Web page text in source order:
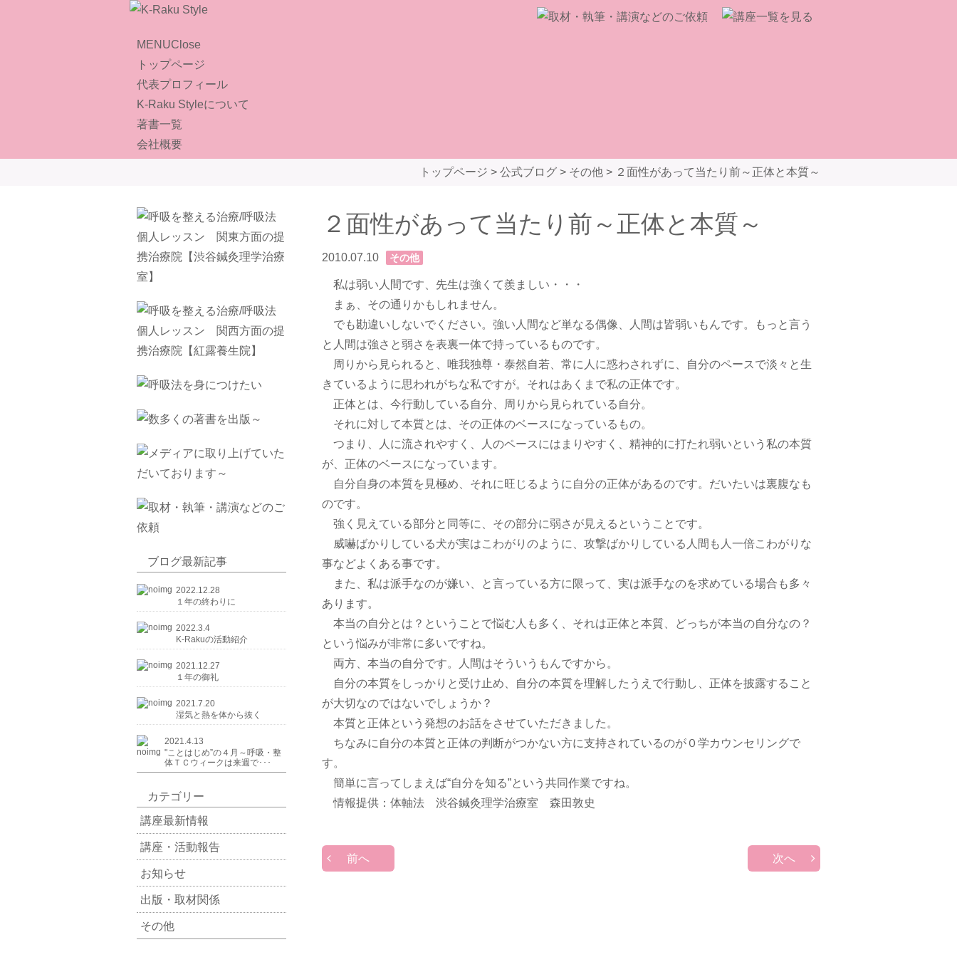
MENUClose
トップページ
代表プロフィール
K-Raku Styleについて
著書一覧
会社概要
トップページ > 公式ブログ > その他 > ２面性があって当たり前～正体と本質～
２面性があって当たり前～正体と本質～
2010.07.10 その他
私は弱い人間です、先生は強くて羨ましい・・・
まぁ、その通りかもしれません。
でも勘違いしないでください。強い人間など単なる偶像、人間は皆弱いもんです。もっと言う
と人間は強さと弱さを表裏一体で持っているものです。
周りから見られると、唯我独尊・泰然自若、常に人に惑わされずに、自分のペースで淡々と生
きているように思われがちな私ですが。それはあくまで私の正体です。
正体とは、今行動している自分、周りから見られている自分。
それに対して本質とは、その正体のベースになっているもの。
つまり、人に流されやすく、人のペースにはまりやすく、精神的に打たれ弱いという私の本質
が、正体のベースになっています。
自分自身の本質を見極め、それに旺じるように自分の正体があるのです。だいたいは裏腹なも
のです。
強く見えている部分と同等に、その部分に弱さが見えるということです。
威嚇ばかりしている犬が実はこわがりのように、攻撃ばかりしている人間も人一倍こわがりな
事などよくある事です。
また、私は派手なのが嫌い、と言っている方に限って、実は派手なのを求めている場合も多々
あります。
本当の自分とは？ということで悩む人も多く、それは正体と本質、どっちが本当の自分なの？
という悩みが非常に多いですね。
両方、本当の自分です。人間はそういうもんですから。
自分の本質をしっかりと受け止め、自分の本質を理解したうえで行動し、正体を披露すること
が大切なのではないでしょうか？
本質と正体という発想のお話をさせていただきました。
ちなみに自分の本質と正体の判断がつかない方に支持されているのが０学カウンセリングで
す。
簡単に言ってしまえば“自分を知る”という共同作業ですね。
情報提供：体軸法 渋谷鍼灸理学治療室 森田敦史
前へ 次へ
ブログ最新記事
2022.12.28
１年の終わりに
2022.3.4
K-Rakuの活動紹介
2021.12.27
１年の御礼
2021.7.20
湿気と熱を体から抜く
2021.4.13
"ことはじめ”の４月～呼吸・整
体ＴＣウィークは来週で･･･
カテゴリー
講座最新情報
講座・活動報告
お知らせ
出版・取材関係
その他